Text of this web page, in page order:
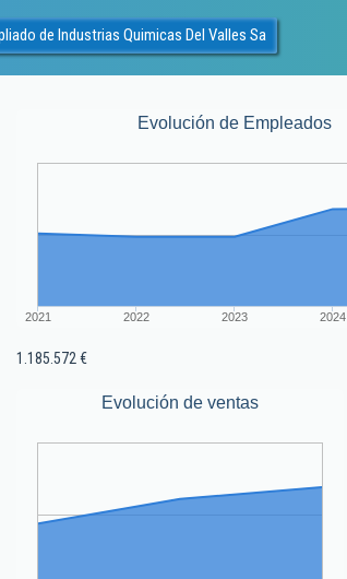
de Industrias Quimicas Del Valles Sa
Evolución de Empleados
2021 2022 2023 2024
1.185.572 €
Evolución de ventas